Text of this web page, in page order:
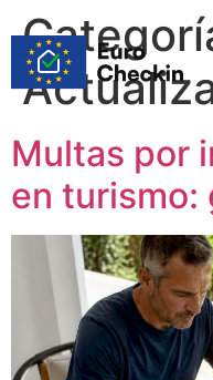
Multas por
en turismo: